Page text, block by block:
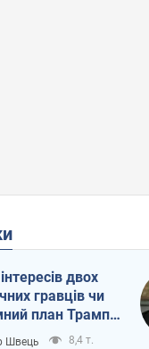
двох
гравців чи
план Трампа
Швець 8,4 т.